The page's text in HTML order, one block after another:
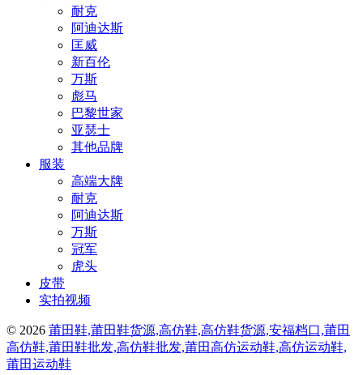
耐克
阿迪达斯
匡威
新百伦
万斯
彪马
巴黎世家
亚瑟士
其他品牌
服装
高端大牌
耐克
阿迪达斯
万斯
冠军
虎头
皮带
实拍视频
© 2026 莆田鞋,莆田鞋货源,高仿鞋,高仿鞋货源,安福档口,莆田
高仿鞋,莆田鞋批发,高仿鞋批发,莆田高仿运动鞋,高仿运动鞋,
莆田运动鞋